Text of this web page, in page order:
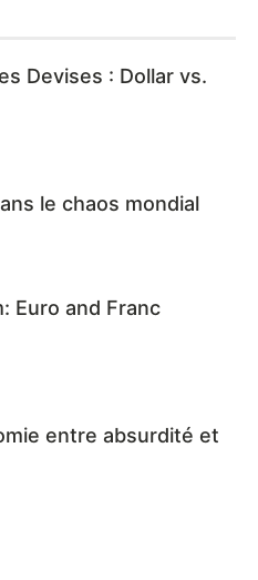
Devises : Dollar vs.
le chaos mondial
Euro and Franc
entre absurdité et